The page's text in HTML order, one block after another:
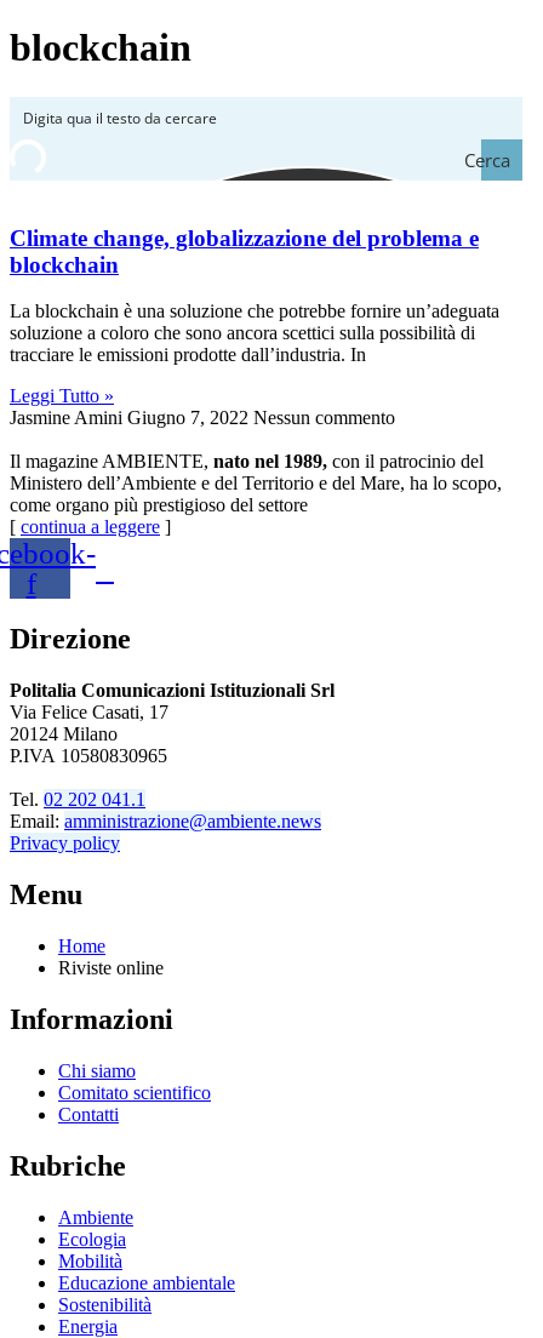
blockchain
Cerca
Climate change, globalizzazione del problema e
blockchain
La blockchain è una soluzione che potrebbe fornire un’adeguata
soluzione a coloro che sono ancora scettici sulla possibilità di
tracciare le emissioni prodotte dall’industria. In
Leggi Tutto »
Jasmine Amini Giugno 7, 2022 Nessun commento
Il magazine AMBIENTE, nato nel 1989, con il patrocinio del
Ministero dell’Ambiente e del Territorio e del Mare, ha lo scopo,
come organo più prestigioso del settore
[ continua a leggere ]
f
Direzione
Politalia Comunicazioni Istituzionali Srl
Via Felice Casati, 17
20124 Milano
P.IVA 10580830965
Tel. 02 202 041.1
Email: amministrazione@ambiente.news
Privacy policy
Menu
Home
Riviste online
Informazioni
Chi siamo
Comitato scientifico
Contatti
Rubriche
Ambiente
Ecologia
Mobilità
Educazione ambientale
Sostenibilità
Energia